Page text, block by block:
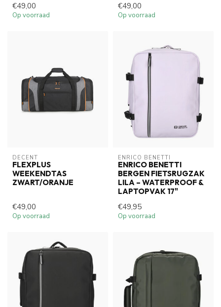
€49,00
Op voorraad
€49,00
Op voorraad
DECENT
FLEXPLUS
WEEKENDTAS
ZWART/ORANJE
€49,00
Op voorraad
ENRICO BENETTI
ENRICO BENETTI
BERGEN FIETSRUGZAK
LILA – WATERPROOF &
LAPTOPVAK 17"
€49,95
Op voorraad